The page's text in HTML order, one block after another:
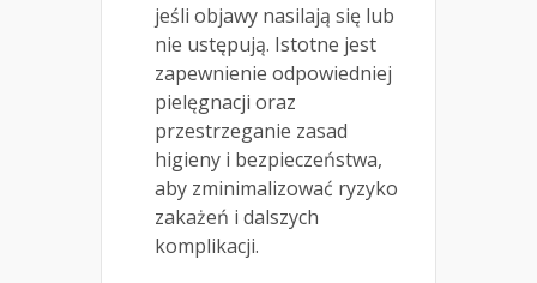
jeśli objawy nasilają się lub
nie ustępują. Istotne jest
zapewnienie odpowiedniej
pielęgnacji oraz
przestrzeganie zasad
higieny i bezpieczeństwa,
aby zminimalizować ryzyko
zakażeń i dalszych
komplikacji.